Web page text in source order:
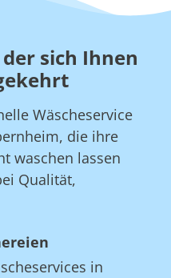
sich Ihnen
Wäscheservice
die ihre
waschen lassen
Qualität,
in